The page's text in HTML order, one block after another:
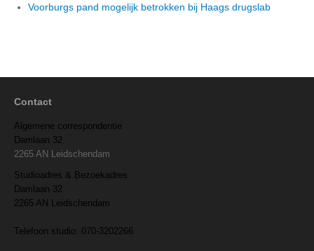
Voorburgs pand mogelijk betrokken bij Haags drugslab
Contact
Algemene correspondentie
Damlaan 32
2265 AN Leidschendam
Studioadres & Bezoekadres
Damlaan 32
2265 AN Leidschendam
Telefoon studio: 070-3202266